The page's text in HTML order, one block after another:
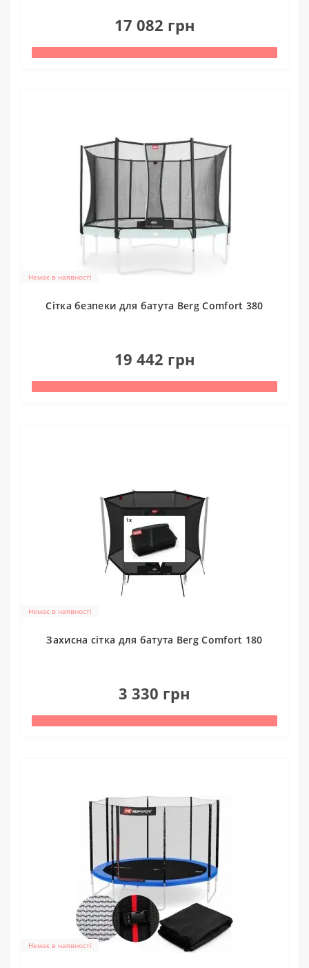
17 082 грн
Немає в наявності
Cітка безпеки для батута Berg Comfort 380
19 442 грн
Немає в наявності
Захисна сітка для батута Berg Comfort 180
3 330 грн
Немає в наявності